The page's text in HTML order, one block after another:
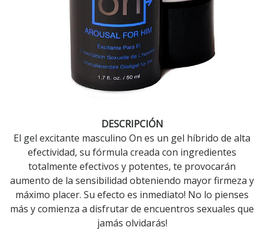
DESCRIPCIÓN
El gel excitante masculino On es un gel híbrido de alta
efectividad, su fórmula creada con ingredientes
totalmente efectivos y potentes, te provocarán
aumento de la sensibilidad obteniendo mayor firmeza y
máximo placer. Su efecto es inmediato! No lo pienses
más y comienza a disfrutar de encuentros sexuales que
jamás olvidarás!